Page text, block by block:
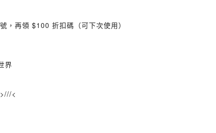
，再領 $100 折扣碼（可下次使用）
界
<